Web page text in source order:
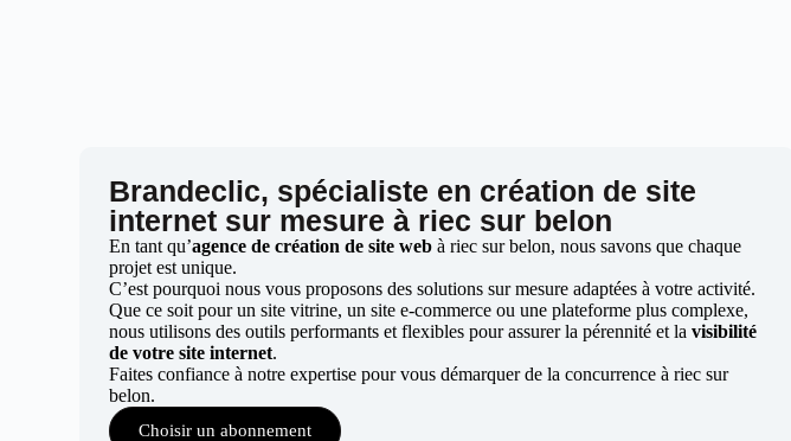
Brandeclic, spécialiste en création de site
internet sur mesure à riec sur belon
En tant qu’agence de création de site web à riec sur belon, nous savons que chaque
projet est unique.
C’est pourquoi nous vous proposons des solutions sur mesure adaptées à votre activité.
Que ce soit pour un site vitrine, un site e-commerce ou une plateforme plus complexe,
nous utilisons des outils performants et flexibles pour assurer la pérennité et lavisibilité
de votre site internet.
Faites confiance à notre expertise pour vous démarquer de la concurrence à riec sur
belon.
Choisir un abonnement